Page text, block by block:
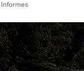
Informes